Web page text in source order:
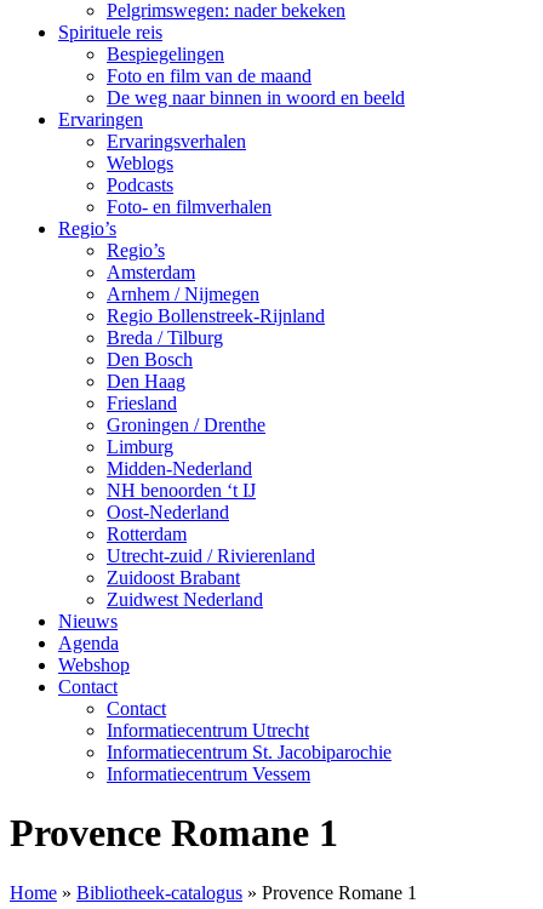
Pelgrimswegen: nader bekeken
Spirituele reis
Bespiegelingen
Foto en film van de maand
De weg naar binnen in woord en beeld
Ervaringen
Ervaringsverhalen
Weblogs
Podcasts
Foto- en filmverhalen
Regio’s
Regio’s
Amsterdam
Arnhem / Nijmegen
Regio Bollenstreek-Rijnland
Breda / Tilburg
Den Bosch
Den Haag
Friesland
Groningen / Drenthe
Limburg
Midden-Nederland
NH benoorden ‘t IJ
Oost-Nederland
Rotterdam
Utrecht-zuid / Rivierenland
Zuidoost Brabant
Zuidwest Nederland
Nieuws
Agenda
Webshop
Contact
Contact
Informatiecentrum Utrecht
Informatiecentrum St. Jacobiparochie
Informatiecentrum Vessem
Provence Romane 1
Home » Bibliotheek-catalogus » Provence Romane 1